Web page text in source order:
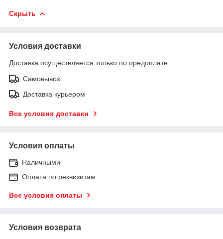
Скрыть
Условия доставки
Доставка осуществляется только по предоплате.
Самовывоз
Доставка курьером
Все условия доставки
Условия оплаты
Наличными
Оплата по реквизитам
Все условия оплаты
Условия возврата